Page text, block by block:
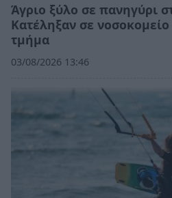
Άγριο ξύλο σε πανηγύρι
Κατέληξαν σε
τμήμα
03/08/2026 13:46